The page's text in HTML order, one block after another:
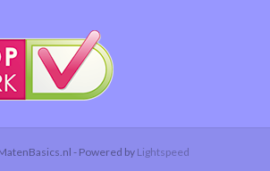
- Powered by Lightspeed